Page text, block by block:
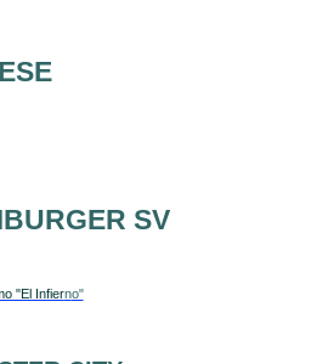
SV
"El Infierno"